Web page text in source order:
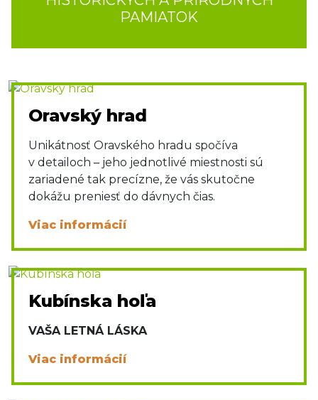
PAMIATOK
Oravský hrad
Unikátnosť Oravského hradu spočíva
v detailoch – jeho jednotlivé miestnosti sú
zariadené tak precízne, že vás skutočne
dokážu preniesť do dávnych čias.
Viac informácií
Kubínska hoľa
VAŠA LETNÁ LÁSKA
Viac informácií